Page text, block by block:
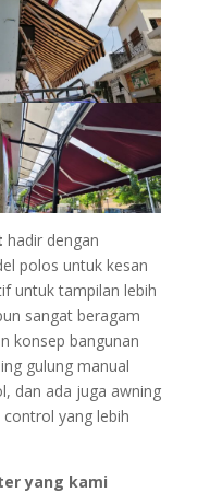
hadir dengan
polos untuk kesan
untuk tampilan lebih
sangat beragam
konsep bangunan
gulung manual
dan ada juga awning
yang lebih
yang kami